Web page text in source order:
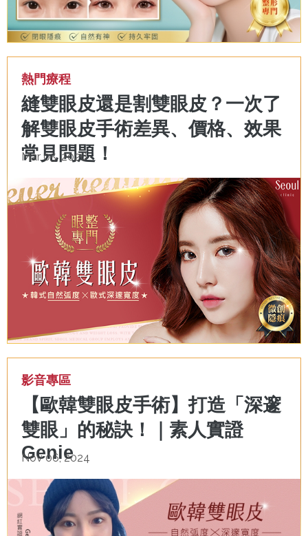
熱門療程
縫雙眼皮還是割雙眼皮？一次了
解雙眼皮手術差異、價格、效果
常見問題！
Mar 05, 2026
影音專區
【歐韓雙眼皮手術】打造「深邃
雙眼」的秘訣！｜素人實證
Genie
Nov 06, 2024